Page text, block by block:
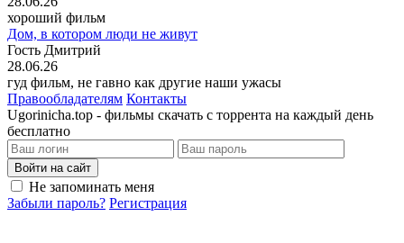
хороший фильм
Дом, в котором люди не живут
Гость Дмитрий
28.06.26
гуд фильм, не гавно как другие наши ужасы
Правообладателям Контакты
Ugorinicha.top - фильмы скачать с торрента на каждый день
бесплатно
Войти на сайт
Не запоминать меня
Забыли пароль? Регистрация